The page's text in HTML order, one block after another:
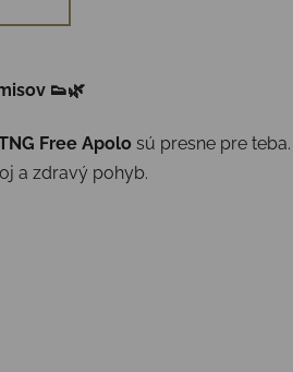
👟🌿
Free Apolo sú presne pre
a zdravý pohyb.